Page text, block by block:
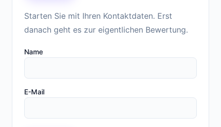
Starten Sie mit Ihren Kontaktdaten. Erst
danach geht es zur eigentlichen Bewertung.
Name
E-Mail